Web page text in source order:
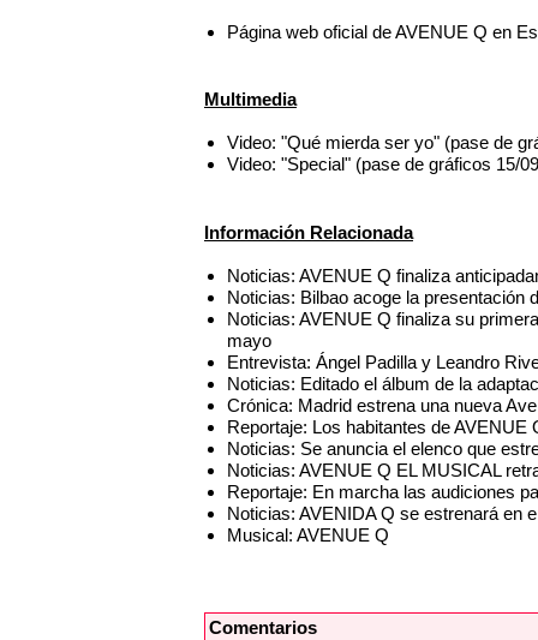
Página web oficial de AVENUE Q en
Multimedia
Video: "Qué mierda ser yo" (pase de
Video: "Special" (pase de gráficos 15/
Información Relacionada
Noticias: AVENUE Q finaliza
Noticias: Bilbao acoge la presentación
Noticias: AVENUE Q finaliza su
mayo
Entrevista: Ángel Padilla y Leandro
Noticias: Editado el álbum de la
Crónica: Madrid estrena una nueva
Reportaje: Los habitantes de AVENUE
Noticias: Se anuncia el elenco que
Noticias: AVENUE Q EL MUSICAL
Reportaje: En marcha las audiciones
Noticias: AVENIDA Q se estrenará en
Musical: AVENUE Q
Comentarios